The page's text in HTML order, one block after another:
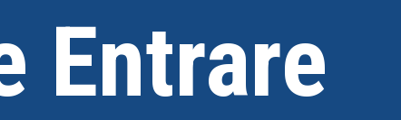
Entrare